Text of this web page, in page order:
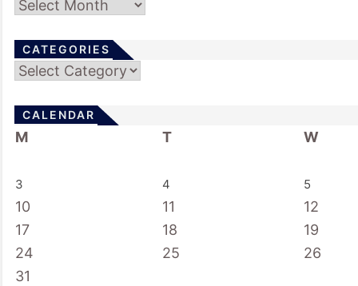
Archives
CATEGORIES
Categories
CALENDAR
M T W
3 4 5
10 11
12
17
18
19
24
25
26
31